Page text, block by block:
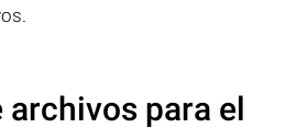
archivos para el